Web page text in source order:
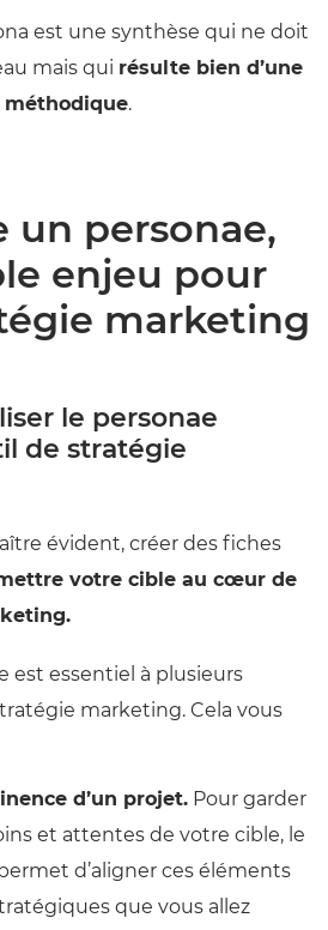
est une synthèse qui ne doit
mais qui résulte bien d’une
méthodique.
un personae,
enjeu pour
marketing
le personae
de stratégie
évident, créer des fiches
votre cible au cœur de
est essentiel à plusieurs
marketing. Cela vous
d’un projet. Pour garder
et attentes de votre cible, le
d’aligner ces éléments
que vous allez